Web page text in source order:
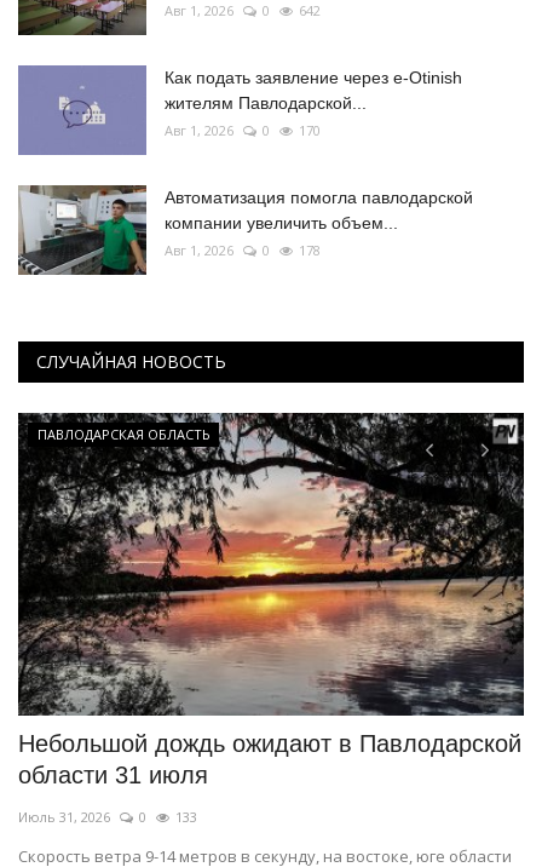
Авг 1, 2026 0 642
Как подать заявление через e-Otinish
жителям Павлодарской...
Авг 1, 2026 0 170
Автоматизация помогла павлодарской
компании увеличить объем...
Авг 1, 2026 0 178
СЛУЧАЙНАЯ НОВОСТЬ
ПАВЛОДАРСКАЯ ОБЛАСТЬ
Небольшой дождь ожидают в Павлодарской
области 31 июля
Июль 31, 2026 0 133
Скорость ветра 9-14 метров в секунду, на востоке, юге области